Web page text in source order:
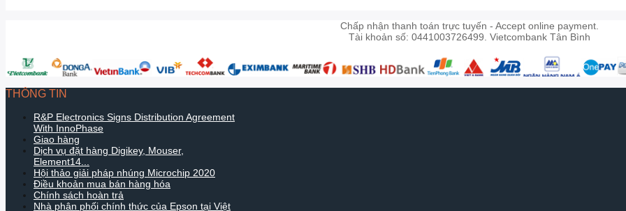
Chấp nhận thanh toán trực tuyến - Accept online payment.
Tài khoản số: 0441003726499. Vietcombank Tân Bình
THÔNG TIN
R&P Electronics Signs Distribution Agreement
With InnoPhase
Giao hàng
Dịch vụ đặt hàng Digikey, Mouser,
Element14...
Hội thảo giải pháp nhúng Microchip 2020
Điều khoản mua bán hàng hóa
Chính sách hoàn trả
Nhà phân phối chính thức của Epson tại Việt